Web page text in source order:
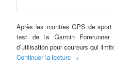
Après les montres GPS de
test de la Garmin
d’utilisation pour coureurs qui
Continuer la lecture →